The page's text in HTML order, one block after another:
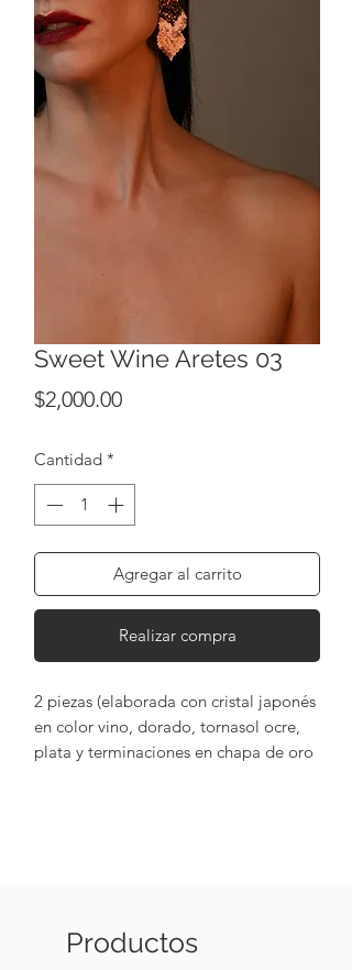
Sweet Wine Aretes 03
$2,000.00Precio
Cantidad *
Agregar al carrito
Realizar compra
2 piezas (elaborada con cristal japonés
en color vino, dorado, tornasol ocre,
plata y terminaciones en chapa de oro
Productos